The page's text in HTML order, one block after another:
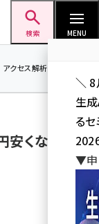
検索 MENU
アクセス解析／データ分析
くなるワ
＼ 8
生
る
▼申